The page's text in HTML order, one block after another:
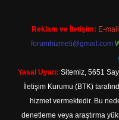
Reklam ve İletişim: E-
forumhizmeti@gmail.com
Yasal Uyarı: Sitemiz, 5651
İletişim Kurumu (BTK)
hizmet vermektedir. Bu
denetleme veya araştırma